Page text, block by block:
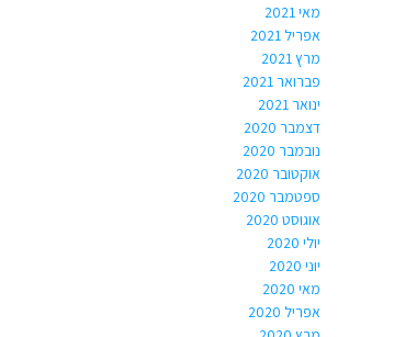
מאי 2021
אפריל 2021
מרץ 2021
פברואר 2021
ינואר 2021
דצמבר 2020
נובמבר 2020
אוקטובר 2020
ספטמבר 2020
אוגוסט 2020
יולי 2020
יוני 2020
מאי 2020
אפריל 2020